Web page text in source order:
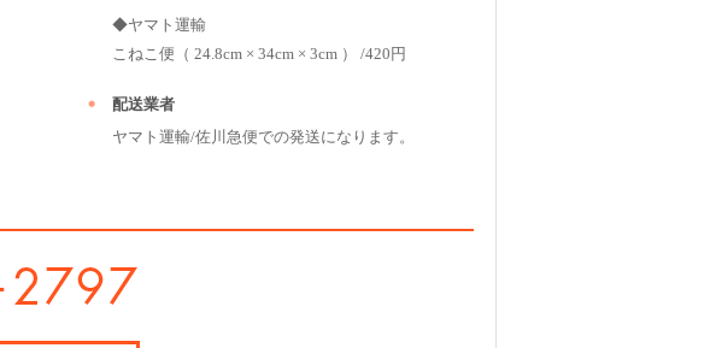
◆ヤマト運輸
こねこ便（ 24.8cm × 34cm × 3cm ） /420円
配送業者
ヤマト運輸/佐川急便での発送になります。